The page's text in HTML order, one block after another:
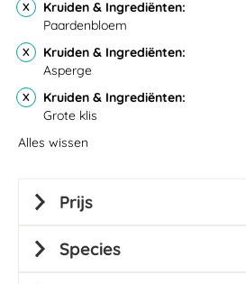
Kruiden & Ingrediënten
Paardenbloem
Kruiden & Ingrediënten
Asperge
Kruiden & Ingrediënten
Grote klis
Alles wissen
Prijs
Species